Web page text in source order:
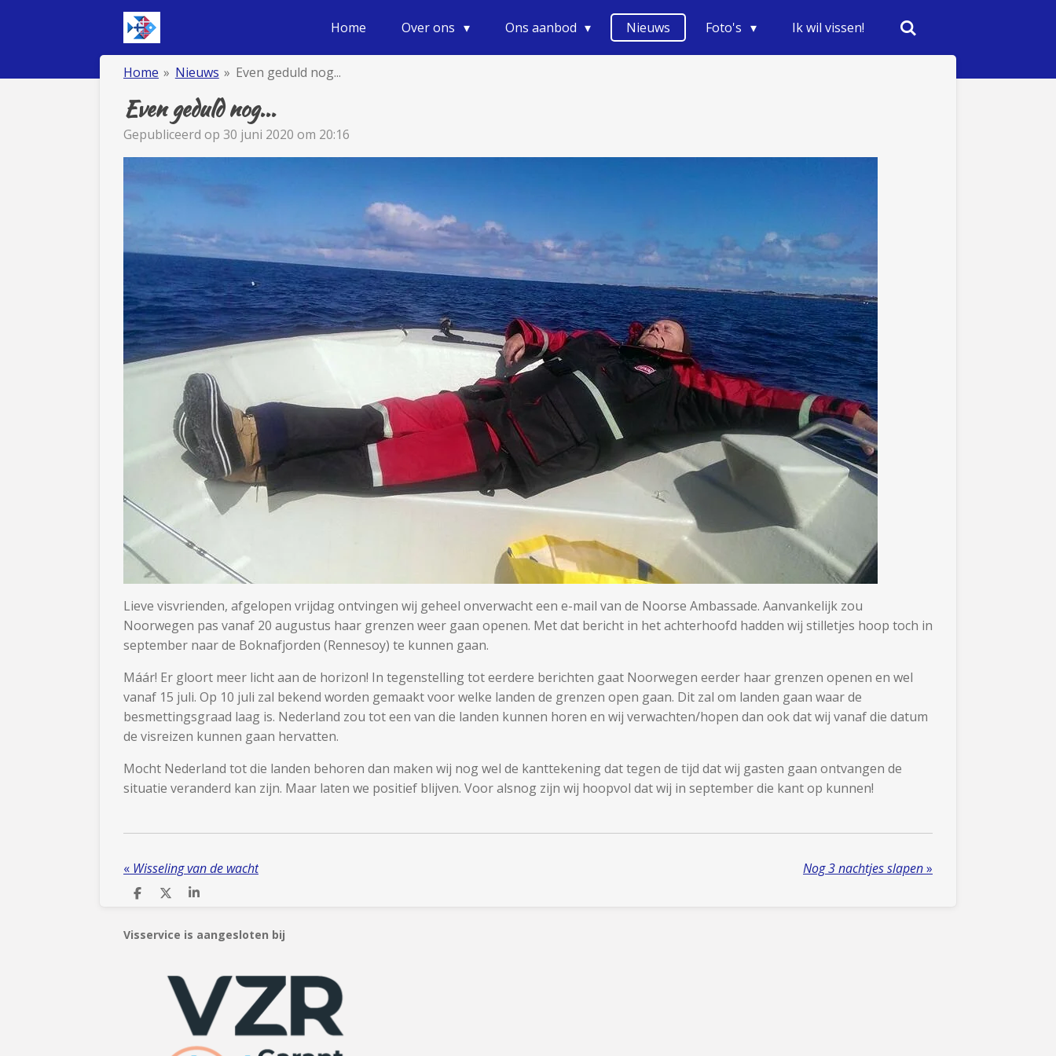
de
Home Over ons Ons aanbod Nieuws Foto's Ik wil vissen!
Home » Nieuws » Even geduld nog...
Even geduld nog...
Gepubliceerd op 30 juni 2020 om 20:16
Lieve visvrienden, afgelopen vrijdag ontvingen wij geheel onverwacht een e-mail van de Noorse Ambassade. Aanvankelijk zou
Noorwegen pas vanaf 20 augustus haar grenzen weer gaan openen. Met dat bericht in het achterhoofd hadden wij stilletjes hoop toch in
september naar de Boknafjorden (Rennesoy) te kunnen gaan.
Máár! Er gloort meer licht aan de horizon! In tegenstelling tot eerdere berichten gaat Noorwegen eerder haar grenzen openen en wel
vanaf 15 juli. Op 10 juli zal bekend worden gemaakt voor welke landen de grenzen open gaan. Dit zal om landen gaan waar de
besmettingsgraad laag is. Nederland zou tot een van die landen kunnen horen en wij verwachten/hopen dan ook dat wij vanaf die datum
de visreizen kunnen gaan hervatten.
Mocht Nederland tot die landen behoren dan maken wij nog wel de kanttekening dat tegen de tijd dat wij gasten gaan ontvangen de
situatie veranderd kan zijn. Maar laten we positief blijven. Voor alsnog zijn wij hoopvol dat wij in september die kant op kunnen!
« Wisseling van de wacht Nog 3 nachtjes slapen»
D
e
D
l
S
Visservice is aangesloten bij